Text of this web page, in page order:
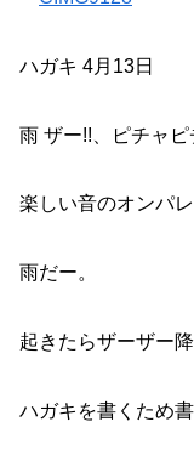
ハガキ 4月13日
雨 ザー!!、ピチャ
楽しい音のオンパ
雨だー。
起きたらザーザー
ハガキを書くため